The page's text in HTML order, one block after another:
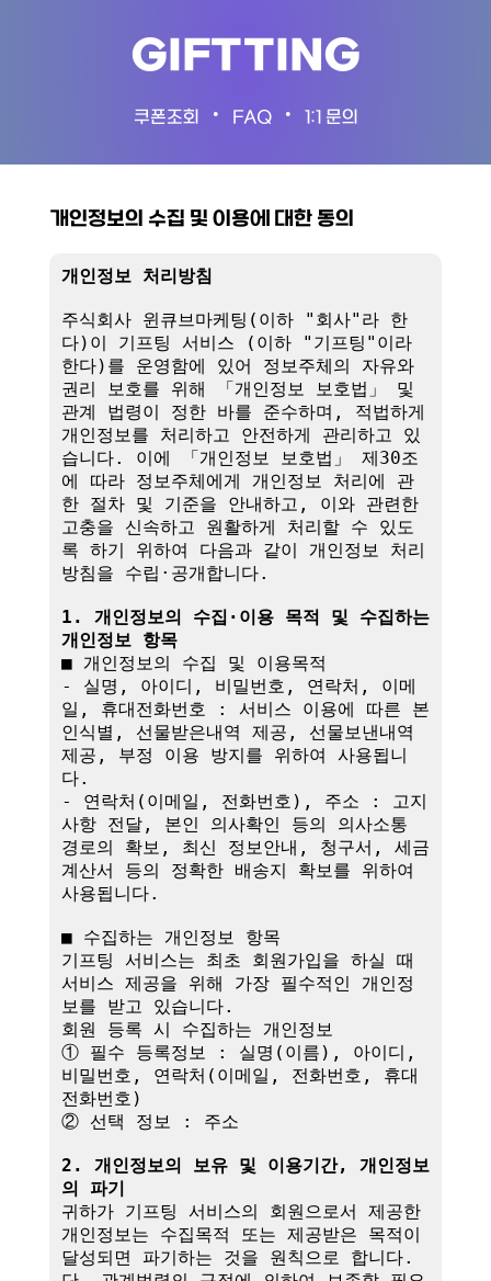
GIFTTING
쿠폰조회 • FAQ • 1:1 문의
개인정보의 수집 및 이용에 대한 동의
개인정보 처리방침
주식회사 윈큐브마케팅(이하 "회사"라 한
다)이 기프팅 서비스 (이하 "기프팅"이라
한다)를 운영함에 있어 정보주체의 자유와
권리 보호를 위해 「개인정보 보호법」 및
관계 법령이 정한 바를 준수하며, 적법하게
개인정보를 처리하고 안전하게 관리하고 있
습니다. 이에 「개인정보 보호법」 제30조
에 따라 정보주체에게 개인정보 처리에 관
한 절차 및 기준을 안내하고, 이와 관련한
고충을 신속하고 원활하게 처리할 수 있도
록 하기 위하여 다음과 같이 개인정보 처리
방침을 수립·공개합니다.
1. 개인정보의 수집·이용 목적 및 수집하는
개인정보 항목
■ 개인정보의 수집 및 이용목적
- 실명, 아이디, 비밀번호, 연락처, 이메
일, 휴대전화번호 : 서비스 이용에 따른 본
인식별, 선물받은내역 제공, 선물보낸내역
제공, 부정 이용 방지를 위하여 사용됩니
다.
- 연락처(이메일, 전화번호), 주소 : 고지
사항 전달, 본인 의사확인 등의 의사소통
경로의 확보, 최신 정보안내, 청구서, 세금
계산서 등의 정확한 배송지 확보를 위하여
사용됩니다.
■ 수집하는 개인정보 항목
기프팅 서비스는 최초 회원가입을 하실 때
서비스 제공을 위해 가장 필수적인 개인정
보를 받고 있습니다.
회원 등록 시 수집하는 개인정보
① 필수 등록정보 : 실명(이름), 아이디,
비밀번호, 연락처(이메일, 전화번호, 휴대
전화번호)
② 선택 정보 : 주소
2. 개인정보의 보유 및 이용기간, 개인정보
의 파기
귀하가 기프팅 서비스의 회원으로서 제공한
개인정보는 수집목적 또는 제공받은 목적이
달성되면 파기하는 것을 원칙으로 합니다.